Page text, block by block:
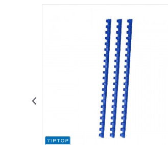
SENDEN